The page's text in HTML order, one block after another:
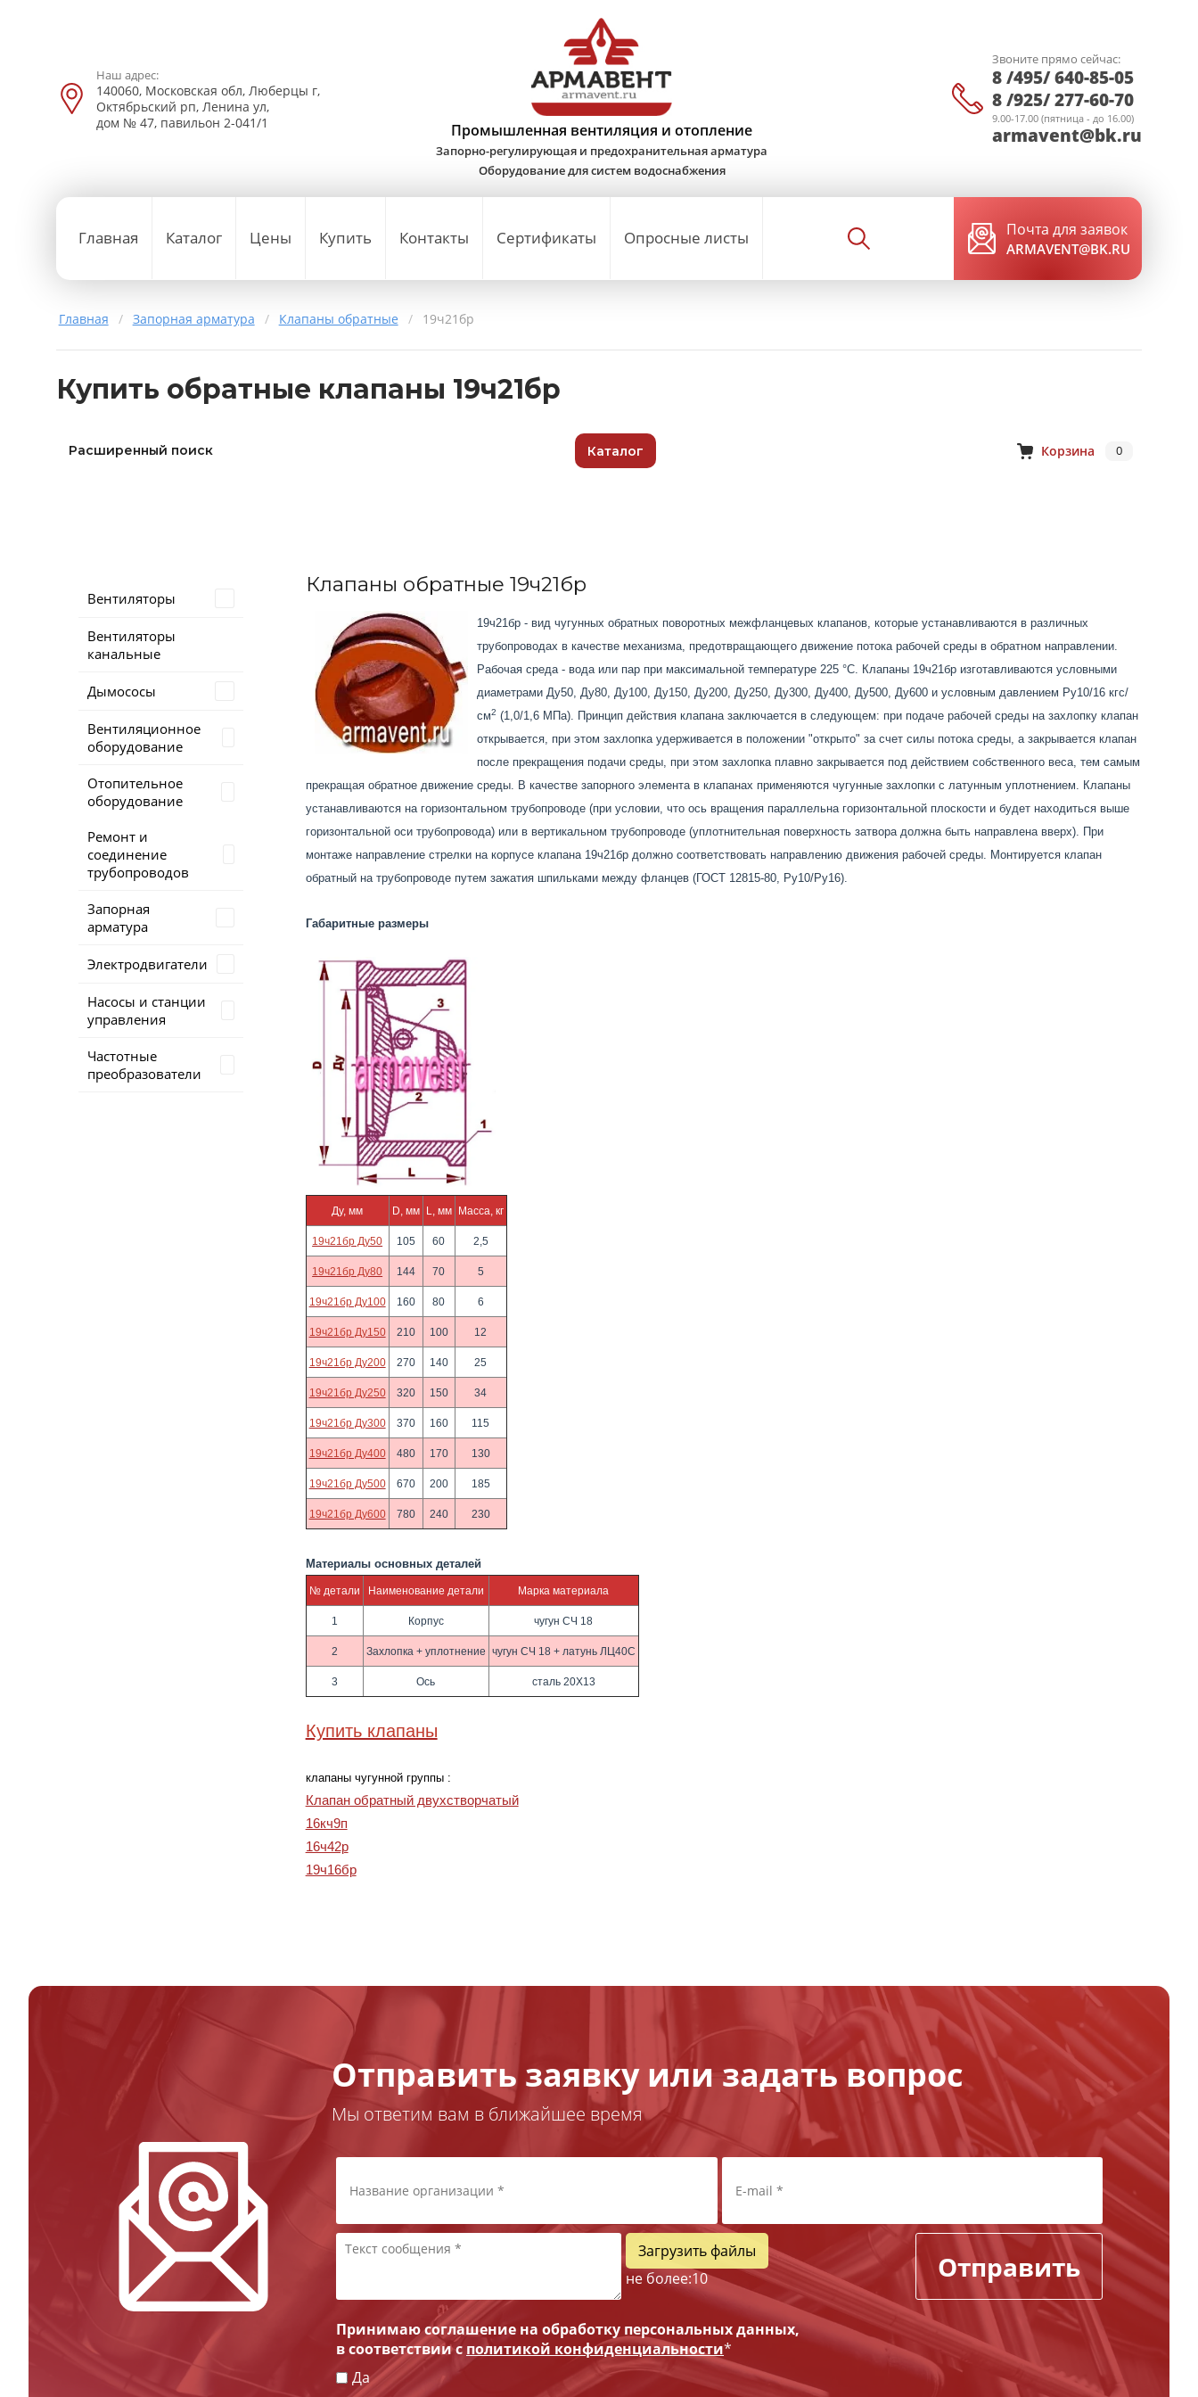
Наш адрес:
140060, Московская обл, Люберцы г,
Октябрьский рп, Ленина ул,
дом № 47, павильон 2-041/1
Промышленная вентиляция и отопление
Запорно-регулирующая и предохранительная арматура
Оборудование для систем водоснабжения
Звоните прямо сейчас:
8 /495/ 640-85-05
8 /925/ 277-60-70
9.00-17.00 (пятница - до 16.00)
armavent@bk.ru
Главная Каталог Цены Купить Контакты Сертификаты Опросные листы Почта для заявок
ARMAVENT@BK.RU
Главная / Запорная арматура / Клапаны обратные / 19ч21бр
Купить обратные клапаны 19ч21бр
Расширенный поиск Каталог Корзина 0
Вентиляторы
Вентиляторы
канальные
Дымососы
Вентиляционное
оборудование
Отопительное
оборудование
Ремонт и
соединение
трубопроводов
Запорная
арматура
Электродвигатели
Насосы и станции
управления
Частотные
преобразователи
Клапаны обратные 19ч21бр
19ч21бр - вид чугунных обратных поворотных межфланцевых клапанов, которые устанавливаются в различных
трубопроводах в качестве механизма, предотвращающего движение потока рабочей среды в обратном направлении.
Рабочая среда - вода или пар при максимальной температуре 225 °С. Клапаны 19ч21бр изготавливаются условными
диаметрами Ду50, Ду80, Ду100, Ду150, Ду200, Ду250, Ду300, Ду400, Ду500, Ду600 и условным давлением Ру10/16 кгс/
см2 (1,0/1,6 МПа). Принцип действия клапана заключается в следующем: при подаче рабочей среды на захлопку клапан
открывается, при этом захлопка удерживается в положении "открыто" за счет силы потока среды, а закрывается клапан
после прекращения подачи среды, при этом захлопка плавно закрывается под действием собственного веса, тем самым
прекращая обратное движение среды. В качестве запорного элемента в клапанах применяются чугунные захлопки с латунным уплотнением. Клапаны
устанавливаются на горизонтальном трубопроводе (при условии, что ось вращения параллельна горизонтальной плоскости и будет находиться выше
горизонтальной оси трубопровода) или в вертикальном трубопроводе (уплотнительная поверхность затвора должна быть направлена вверх). При
монтаже направление стрелки на корпусе клапана 19ч21бр должно соответствовать направлению движения рабочей среды. Монтируется клапан
обратный на трубопроводе путем зажатия шпильками между фланцев (ГОСТ 12815-80, Ру10/Ру16).
Габаритные размеры
Ду, мм D, мм L, мм Масса, кг
19ч21бр Ду50 105 60 2,5
19ч21бр Ду80 144 70 5
19ч21бр Ду100 160 80 6
19ч21бр Ду150 210 100 12
19ч21бр Ду200 270 140 25
19ч21бр Ду250 320 150 34
19ч21бр Ду300 370 160 115
19ч21бр Ду400 480 170 130
19ч21бр Ду500 670 200 185
19ч21бр Ду600 780 240 230
Материалы основных деталей
№ детали Наименование детали Марка материала
1 Корпус чугун СЧ 18
2 Захлопка + уплотнение чугун СЧ 18 + латунь ЛЦ40С
3 Ось сталь 20Х13
Купить клапаны
клапаны чугунной группы :
Клапан обратный двухстворчатый
16кч9п
16ч42р
19ч16бр
Отправить заявку или задать вопрос
Мы ответим вам в ближайшее время
Загрузить файлы
не более:10 Отправить
Принимаю соглашение на обработку персональных данных,
в соответствии с политикой конфиденциальности*
Да